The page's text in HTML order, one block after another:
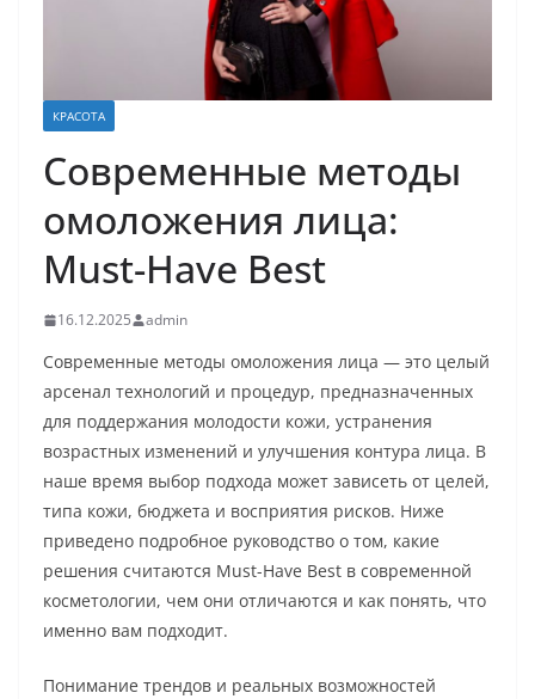
КРАСОТА
Современные методы
омоложения лица:
Must-Have Best
16.12.2025 admin
Современные методы омоложения лица — это целый
арсенал технологий и процедур, предназначенных
для поддержания молодости кожи, устранения
возрастных изменений и улучшения контура лица. В
наше время выбор подхода может зависеть от целей,
типа кожи, бюджета и восприятия рисков. Ниже
приведено подробное руководство о том, какие
решения считаются Must-Have Best в современной
косметологии, чем они отличаются и как понять, что
именно вам подходит.
Понимание трендов и реальных возможностей